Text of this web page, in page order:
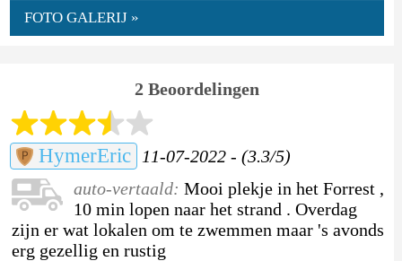
FOTO GALERIJ »
2 Beoordelingen
HymerEric
11-07-2022 - (3.3/5)
auto-vertaald: Mooi plekje in het Forrest ,
10 min lopen naar het strand . Overdag
zijn er wat lokalen om te zwemmen maar 's avonds
erg gezellig en rustig